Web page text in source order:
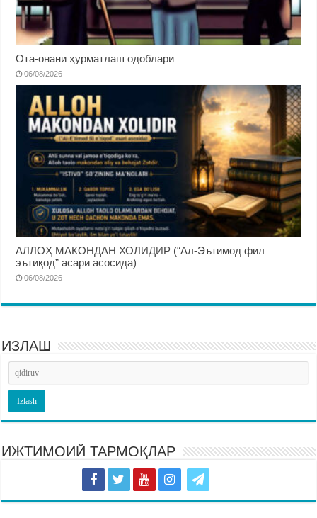
Ота-онани ҳурматлаш одоблари
06/08/2026
АЛЛОҲ МАКОНДАН ХОЛИДИР (“Ал-Эътимод фил
эътиқод” асари асосида)
06/08/2026
ИЗЛАШ
ИЖТИМОИЙ ТАРМОҚЛАР